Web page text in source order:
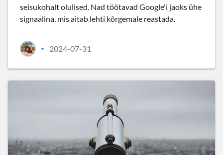
seisukohalt olulised. Nad töötavad Google'i jaoks ühe
signaalina, mis aitab lehti kõrgemale reastada.
• 2024-07-31